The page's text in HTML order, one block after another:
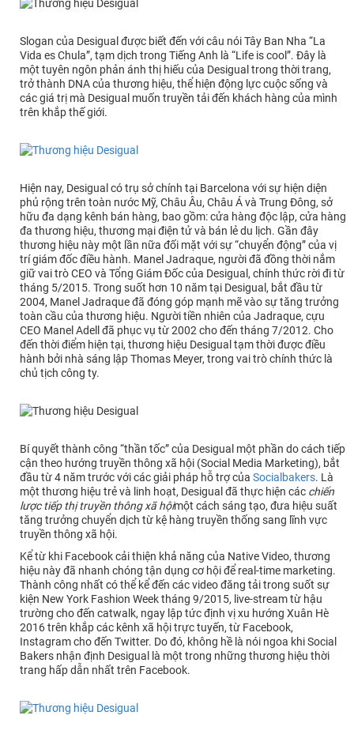
Slogan của Desigual được biết đến với câu nói Tây Ban Nha “La
Vida es Chula”, tạm dịch trong Tiếng Anh là “Life is cool”. Đây là
một tuyên ngôn phản ánh thị hiếu của Desigual trong thời trang,
trở thành DNA của thương hiệu, thể hiện động lực cuộc sống và
các giá trị mà Desigual muốn truyền tải đến khách hàng của mình
trên khắp thế giới.
Hiện nay, Desigual có trụ sở chính tại Barcelona với sự hiện diện
phủ rộng trên toàn nước Mỹ, Châu Âu, Châu Á và Trung Đông, sở
hữu đa dạng kênh bán hàng, bao gồm: cửa hàng độc lập, cửa hàng
đa thương hiệu, thương mại điện tử và bán lẻ du lịch. Gần đây
thương hiệu này một lần nữa đối mặt với sự “chuyển động” của vị
trí giám đốc điều hành. Manel Jadraque, người đã đồng thời nắm
giữ vai trò CEO và Tổng Giám Đốc của Desigual, chính thức rời đi từ
tháng 5/2015. Trong suốt hơn 10 năm tại Desigual, bắt đầu từ
2004, Manel Jadraque đã đóng góp mạnh mẽ vào sự tăng trưởng
toàn cầu của thương hiệu. Người tiền nhiên của Jadraque, cựu
CEO Manel Adell đã phục vụ từ 2002 cho đến tháng 7/2012. Cho
đến thời điểm hiện tại, thương hiệu Desigual tạm thời được điều
hành bởi nhà sáng lập Thomas Meyer, trong vai trò chính thức là
chủ tịch công ty.
Bí quyết thành công “thần tốc” của Desigual một phần do cách tiếp
cận theo hướng truyền thông xã hội (Social Media Marketing), bắt
đầu từ 4 năm trước với các giải pháp hỗ trợ của Socialbakers. Là
một thương hiệu trẻ và linh hoạt, Desigual đã thực hiện các chiến
lược tiếp thị truyền thông xã hộimột cách sáng tạo, đưa hiệu suất
tăng trưởng chuyển dịch từ kệ hàng truyền thống sang lĩnh vực
truyền thông xã hội.
Kể từ khi Facebook cải thiện khả năng của Native Video, thương
hiệu này đã nhanh chóng tận dụng cơ hội để real-time marketing.
Thành công nhất có thể kể đến các video đăng tải trong suốt sự
kiện New York Fashion Week tháng 9/2015, live-stream từ hậu
trường cho đến catwalk, ngay lập tức định vị xu hướng Xuân Hè
2016 trên khắp các kênh xã hội trực tuyến, từ Facebook,
Instagram cho đến Twitter. Do đó, không hề là nói ngoa khi Social
Bakers nhận định Desigual là một trong những thương hiệu thời
trang hấp dẫn nhất trên Facebook.